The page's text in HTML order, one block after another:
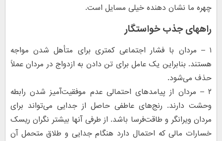
چهره ما نشان دهنده خیلی مسایل است.
راههای جذب خواستگار
۱ – مردان با فشار اجتماعی کمتری برای متأهل شدن مواجه
هستند. بنابراین یک عامل برای تن دادن به ازدواج در مردان عملاً
حذف می‌شود.
۲ – مردان از پیامدهای احتمالی عدم موفقیت‌آمیز شدن رابطه
وحشت دارند. رنج‌های عاطفی حاصل از جدایی می‌تواند برای
مردان ویرانگر و طاقت‌فرسا باشد. از طرفی آنها بیشتر نگران ریسک
خسارات مالی که احتمال دارد هنگام جدایی و طلاق متحمل آن